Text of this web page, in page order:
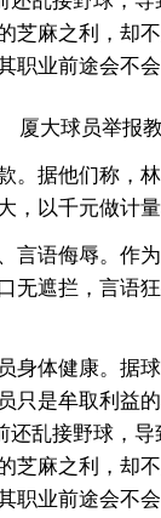
芝麻之利，却
职业前途会不会
厦大球员举报
。据他们称，
，以千元做计量
言语侮辱。作
无遮拦，言语
身体健康。据
只是牟取利益
还乱接野球，
芝麻之利，却
职业前途会不会